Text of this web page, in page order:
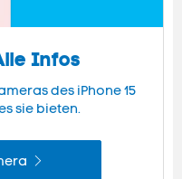
Infos
des iPhone 15
sie bieten.